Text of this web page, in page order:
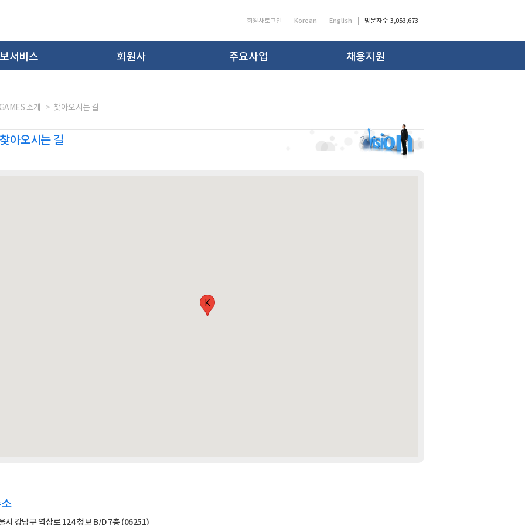
회원사로그인 Korean English 방문자수 3,053,673
서비스 회원사 주요사업 채용지원
소개 찾아오시는 길
찾아오시는 길
K
시 강남구 역삼로 124 청보 B/D 7층 (06251)